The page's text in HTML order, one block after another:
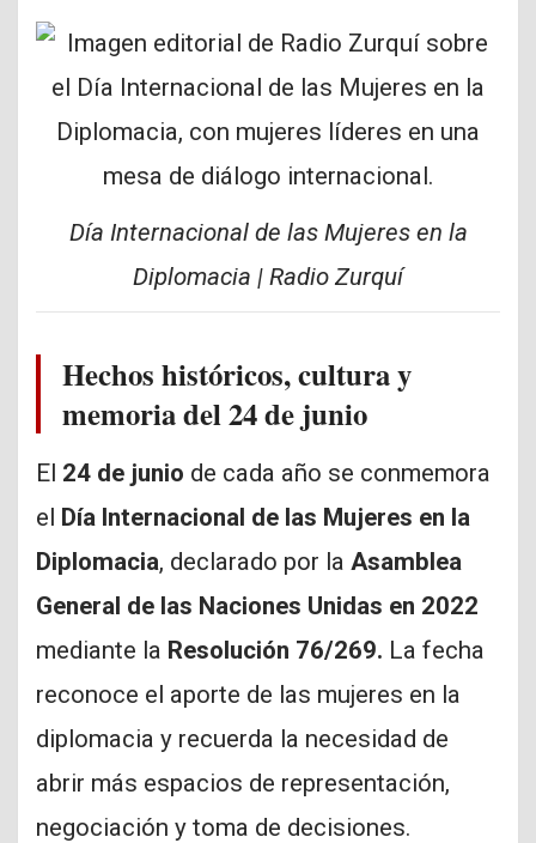
Día Internacional de las Mujeres en la
Diplomacia | Radio Zurquí
Hechos históricos, cultura y
memoria del 24 de junio
El 24 de junio de cada año se conmemora
el Día Internacional de las Mujeres en la
Diplomacia, declarado por la Asamblea
General de las Naciones Unidas en 2022
mediante la Resolución 76/269. La fecha
reconoce el aporte de las mujeres en la
diplomacia y recuerda la necesidad de
abrir más espacios de representación,
negociación y toma de decisiones.